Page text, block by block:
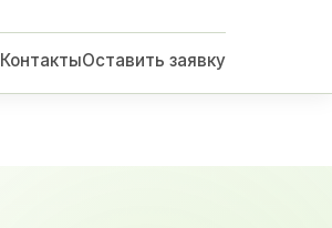
КонтактыОставить заявку